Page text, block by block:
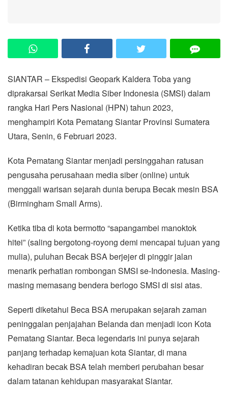
SIANTAR – Ekspedisi Geopark Kaldera Toba yang
diprakarsai Serikat Media Siber Indonesia (SMSI) dalam
rangka Hari Pers Nasional (HPN) tahun 2023,
menghampiri Kota Pematang Siantar Provinsi Sumatera
Utara, Senin, 6 Februari 2023.
Kota Pematang Siantar menjadi persinggahan ratusan
pengusaha perusahaan media siber (online) untuk
menggali warisan sejarah dunia berupa Becak mesin BSA
(Birmingham Small Arms).
Ketika tiba di kota bermotto “sapangambei manoktok
hitei” (saling bergotong-royong demi mencapai tujuan yang
mulia), puluhan Becak BSA berjejer di pinggir jalan
menarik perhatian rombongan SMSI se-Indonesia. Masing-
masing memasang bendera berlogo SMSI di sisi atas.
Seperti diketahui Beca BSA merupakan sejarah zaman
peninggalan penjajahan Belanda dan menjadi icon Kota
Pematang Siantar. Beca legendaris ini punya sejarah
panjang terhadap kemajuan kota Siantar, di mana
kehadiran becak BSA telah memberi perubahan besar
dalam tatanan kehidupan masyarakat Siantar.